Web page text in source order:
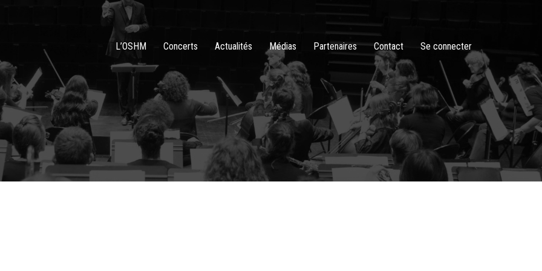
L’OSHM Concerts Actualités Médias Partenaires Contact Se connecter